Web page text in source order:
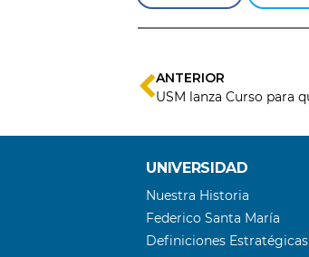
ANTERIOR
UNIVERSIDAD
Nuestra Historia
Federico Santa María
Definiciones Estratégicas